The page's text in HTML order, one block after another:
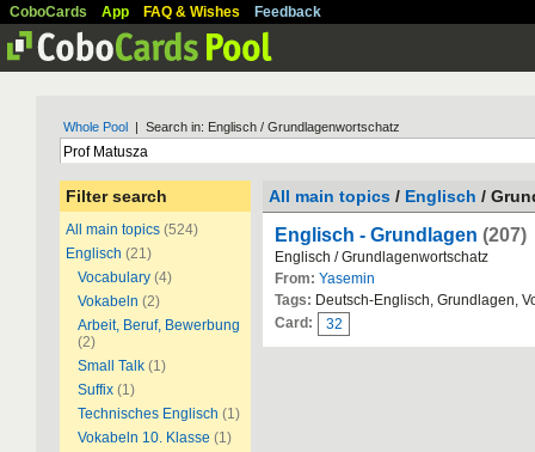
CoboCards App FAQ & Wishes Feedback
Whole Pool | Search in: Englisch / Grundlagenwortschatz
Filter search
All main topics (524)
Englisch (21)
Vocabulary (4)
Vokabeln (2)
Arbeit, Beruf, Bewerbung
(2)
Small Talk (1)
Suffix (1)
Technisches Englisch (1)
Vokabeln 10. Klasse (1)
All main topics / Englisch /
Englisch - Grundlagen (207)
Englisch / Grundlagenwortschatz
From: Yasemin
Tags: Deutsch-Englisch, Grundlagen,
Card:
32